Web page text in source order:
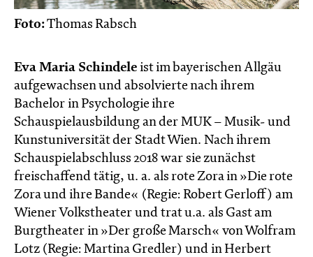
Foto:Thomas Rabsch
Eva Maria Schindele ist im bayerischen Allgäu
aufgewachsen und absolvierte nach ihrem
Bachelor in Psychologie ihre
Schauspielausbildung an der MUK – Musik- und
Kunstuniversität der Stadt Wien. Nach ihrem
Schauspielabschluss 2018 war sie zunächst
freischaffend tätig, u. a. als rote Zora in »Die rote
Zora und ihre Bande« (Regie: Robert Gerloff) am
Wiener Volkstheater und trat u.a. als Gast am
Burgtheater in »Der große Marsch« von Wolfram
Lotz (Regie: Martina Gredler) und in Herbert